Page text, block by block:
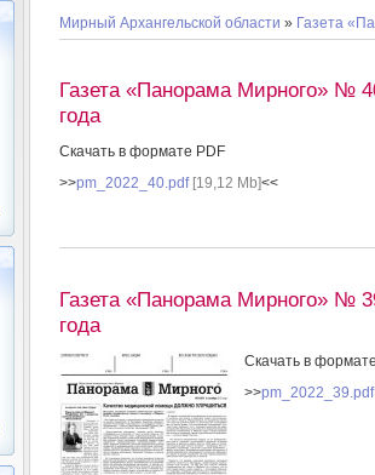
Мирный Архангельской области » Газета
Газета «Панорама Мирного» №
года
Скачать в формате PDF
>>pm_2022_40.pdf[19,12 Mb]<<
Газета «Панорама Мирного» №
года
Скачать в
>>pm_2022_39.pdf